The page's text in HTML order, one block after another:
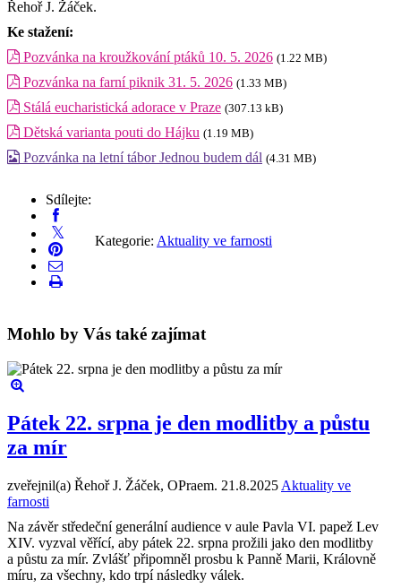
Řehoř J. Žáček.
Ke stažení:
Pozvánka na kroužkování ptáků 10. 5. 2026 (1.22 MB)
Pozvánka na farní piknik 31. 5. 2026 (1.33 MB)
Stálá eucharistická adorace v Praze (307.13 kB)
Dětská varianta pouti do Hájku (1.19 MB)
Pozvánka na letní tábor Jednou budem dál (4.31 MB)
Sdílejte:
Kategorie: Aktuality ve farnosti
Mohlo by Vás také zajímat
Pátek 22. srpna je den modlitby a půstu
za mír
zveřejnil(a) Řehoř J. Žáček, OPraem. 21.8.2025 Aktuality ve
farnosti
Na závěr středeční generální audience v aule Pavla VI. papež Lev
XIV. vyzval věřící, aby pátek 22. srpna prožili jako den modlitby
a půstu za mír. Zvlášť připomněl prosbu k Panně Marii, Královně
míru, za všechny, kdo trpí následky válek.